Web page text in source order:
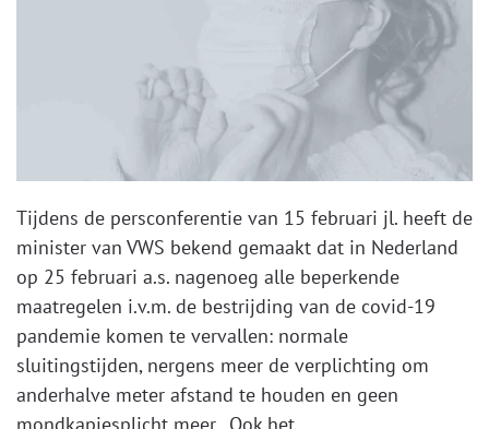
Tijdens de persconferentie van 15 februari jl. heeft de
minister van VWS bekend gemaakt dat in Nederland
op 25 februari a.s. nagenoeg alle beperkende
maatregelen i.v.m. de bestrijding van de covid-19
pandemie komen te vervallen: normale
sluitingstijden, nergens meer de verplichting om
anderhalve meter afstand te houden en geen
mondkapjesplicht meer. Ook het